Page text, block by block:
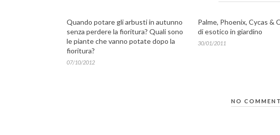
Quando potare gli arbusti in autunno
senza perdere la fioritura? Quali sono
le piante che vanno potate dopo la
fioritura?
07/10/2012
Palme, Phoenix, Cycas &
di esotico in giardino
30/01/2011
NO